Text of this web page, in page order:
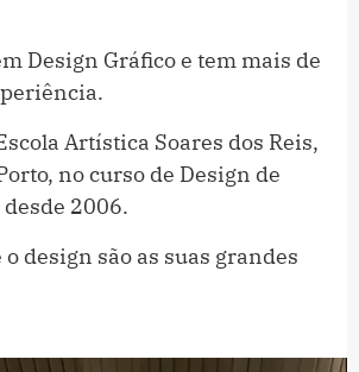
Design Gráfico e tem mais de
Artística Soares dos Reis,
no curso de Design de
2006.
o design são as suas grandes